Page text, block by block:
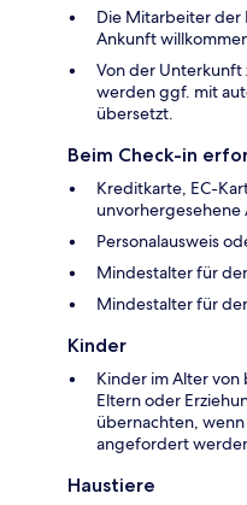
Die Mitarbeiter der
Ankunft
Von der
werden ggf. mit
übersetzt.
Beim Check-in
Kreditkarte, EC-
Personalausweis
Mindestalter für
Mindestalter für
Kinder
Kinder im Alter von
Eltern oder
übernachten,
angefordert
Haustiere